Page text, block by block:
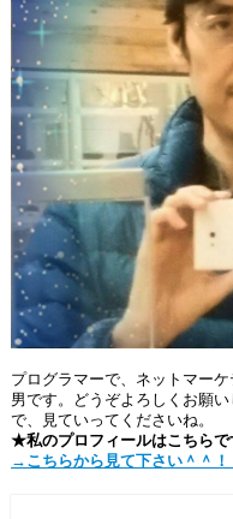
プログラマーで、ネットマー
男です。どうぞよろしくお願
で、見ていってくださいね。
★私のプロフィールはこちらで
→こちらから見て下さい＾＾！